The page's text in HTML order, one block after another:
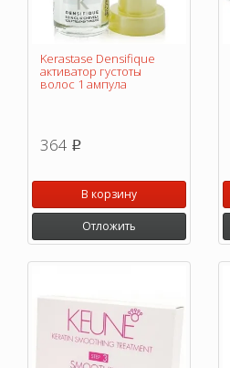
Kerastase Densifique
активатор густоты
волос 1 ампула
364 p
В корзину
Отложить